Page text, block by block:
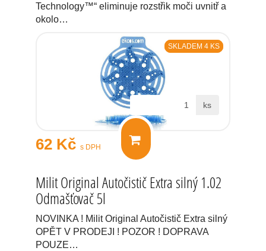
Technology™“ eliminuje rozstřik moči uvnitř a
okolo…
SKLADEM 4 KS
62 Kč s DPH
ks
Milit Original Autočistič Extra silný 1.02
Odmašťovač 5l
NOVINKA ! Milit Original Autočistič Extra silný
OPĚT V PRODEJI ! POZOR ! DOPRAVA
POUZE…